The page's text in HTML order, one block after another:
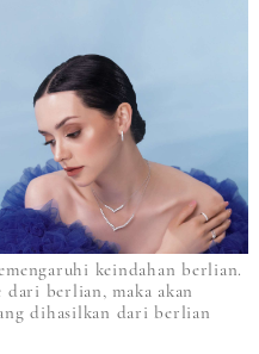
keindahan berlian.
berlian, maka akan
dihasilkan dari berlian